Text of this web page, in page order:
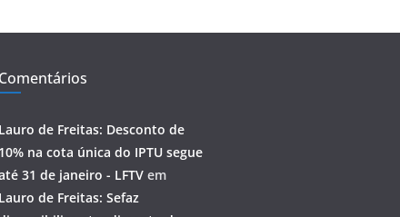
Comentários
Lauro de Freitas: Desconto de
10% na cota única do IPTU segue
31 de janeiro - LFTV em
Lauro de Freitas: Sefaz